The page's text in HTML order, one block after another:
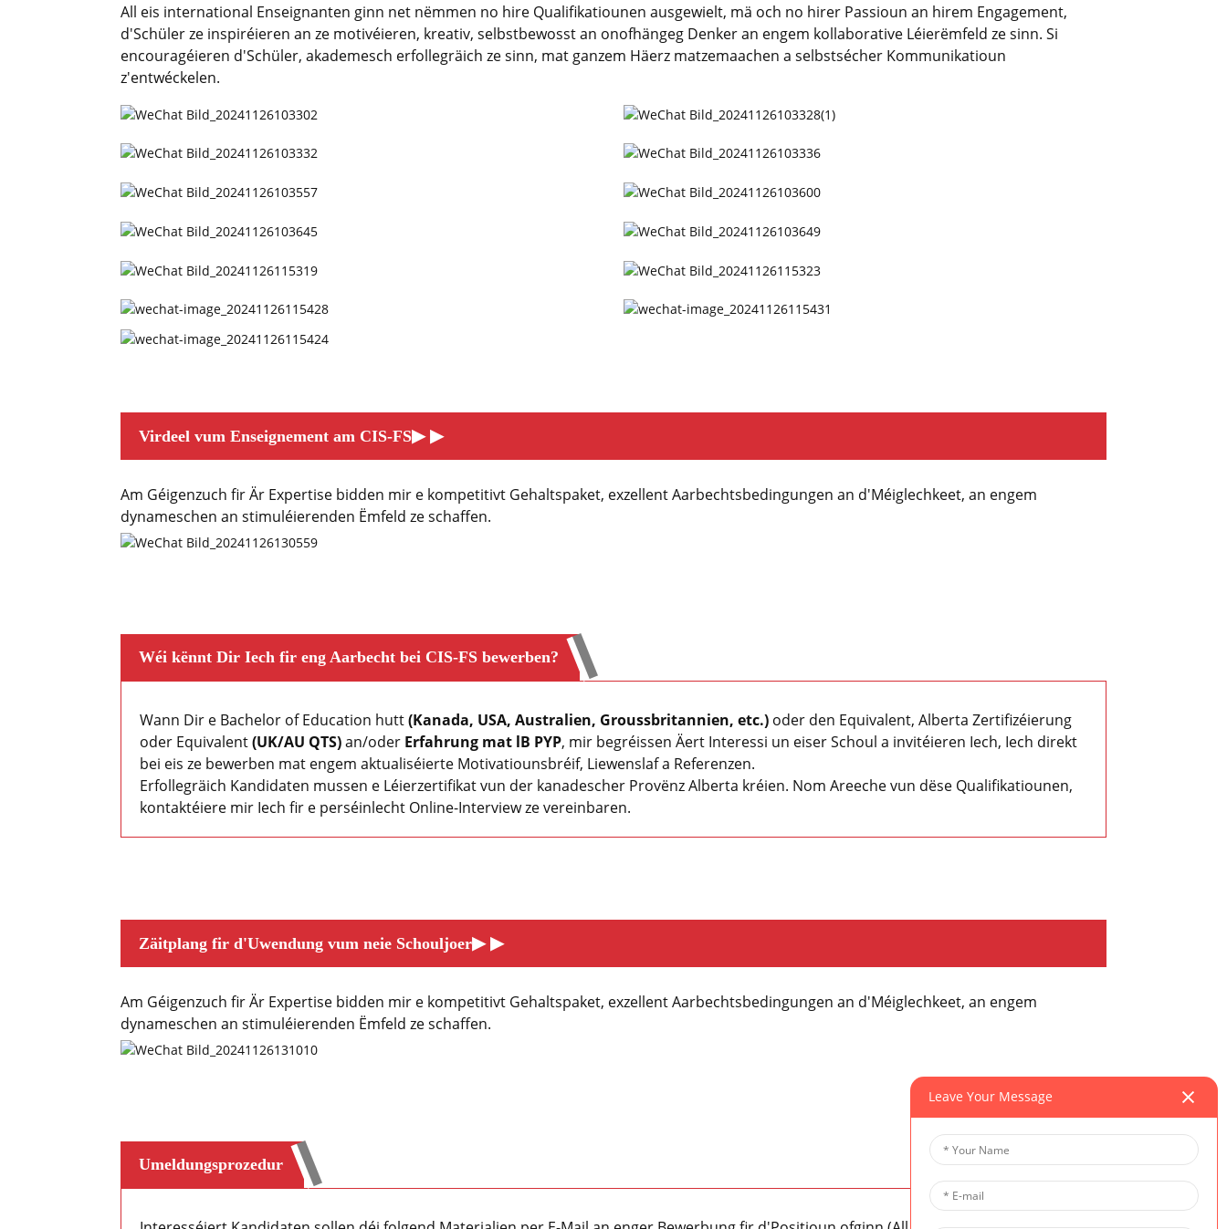
All eis international Enseignanten ginn net nëmmen no hire Qualifikatiounen ausgewielt, mä och no hirer Passioun an hirem Engagement,
d'Schüler ze inspiréieren an ze motivéieren, kreativ, selbstbewosst an onofhängeg Denker an engem kollaborative Léierëmfeld ze sinn. Si
encouragéieren d'Schüler, akademesch erfollegräich ze sinn, mat ganzem Häerz matzemaachen a selbstsécher Kommunikatioun
z'entwéckelen.
Virdeel vum Enseignement am CIS-FS▶ ▶
Am Géigenzuch fir Är Expertise bidden mir e kompetitivt Gehaltspaket, exzellent Aarbechtsbedingungen an d'Méiglechkeet, an engem
dynameschen an stimuléierenden Ëmfeld ze schaffen.
Wéi kënnt Dir Iech fir eng Aarbecht bei CIS-FS bewerben?
Wann Dir e Bachelor of Education hutt(Kanada, USA, Australien, Groussbritannien, etc.) oder den Equivalent, Alberta Zertifizéierung
oder Equivalent(UK/AU QTS)an/oder Erfahrung mat lB PYP, mir begréissen Äert Interessi un eiser Schoul a invitéieren Iech, Iech direkt
bei eis ze bewerben mat engem aktualiséierte Motivatiounsbréif, Liewenslaf a Referenzen.
Erfollegräich Kandidaten mussen e Léierzertifikat vun der kanadescher Provënz Alberta kréien. Nom Areeche vun dëse Qualifikatiounen,
kontaktéiere mir Iech fir e perséinlecht Online-Interview ze vereinbaren.
Zäitplang fir d'Uwendung vum neie Schouljoer▶ ▶
Am Géigenzuch fir Är Expertise bidden mir e kompetitivt Gehaltspaket, exzellent Aarbechtsbedingungen an d'Méiglechkeet, an engem
dynameschen an stimuléierenden Ëmfeld ze schaffen.
Umeldungsprozedur
Leave Your Message